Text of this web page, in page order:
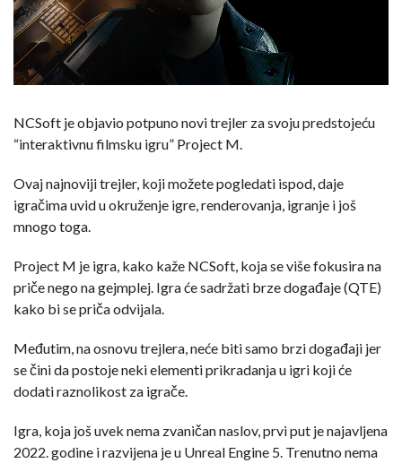
NCSoft je objavio potpuno novi trejler za svoju predstojeću
“interaktivnu filmsku igru” Project M.
Ovaj najnoviji trejler, koji možete pogledati ispod, daje
igračima uvid u okruženje igre, renderovanja, igranje i još
mnogo toga.
Project M je igra, kako kaže NCSoft, koja se više fokusira na
priče nego na gejmplej. Igra će sadržati brze događaje (QTE)
kako bi se priča odvijala.
Međutim, na osnovu trejlera, neće biti samo brzi događaji jer
se čini da postoje neki elementi prikradanja u igri koji će
dodati raznolikost za igrače.
Igra, koja još uvek nema zvaničan naslov, prvi put je najavljena
2022. godine i razvijena je u Unreal Engine 5. Trenutno nema